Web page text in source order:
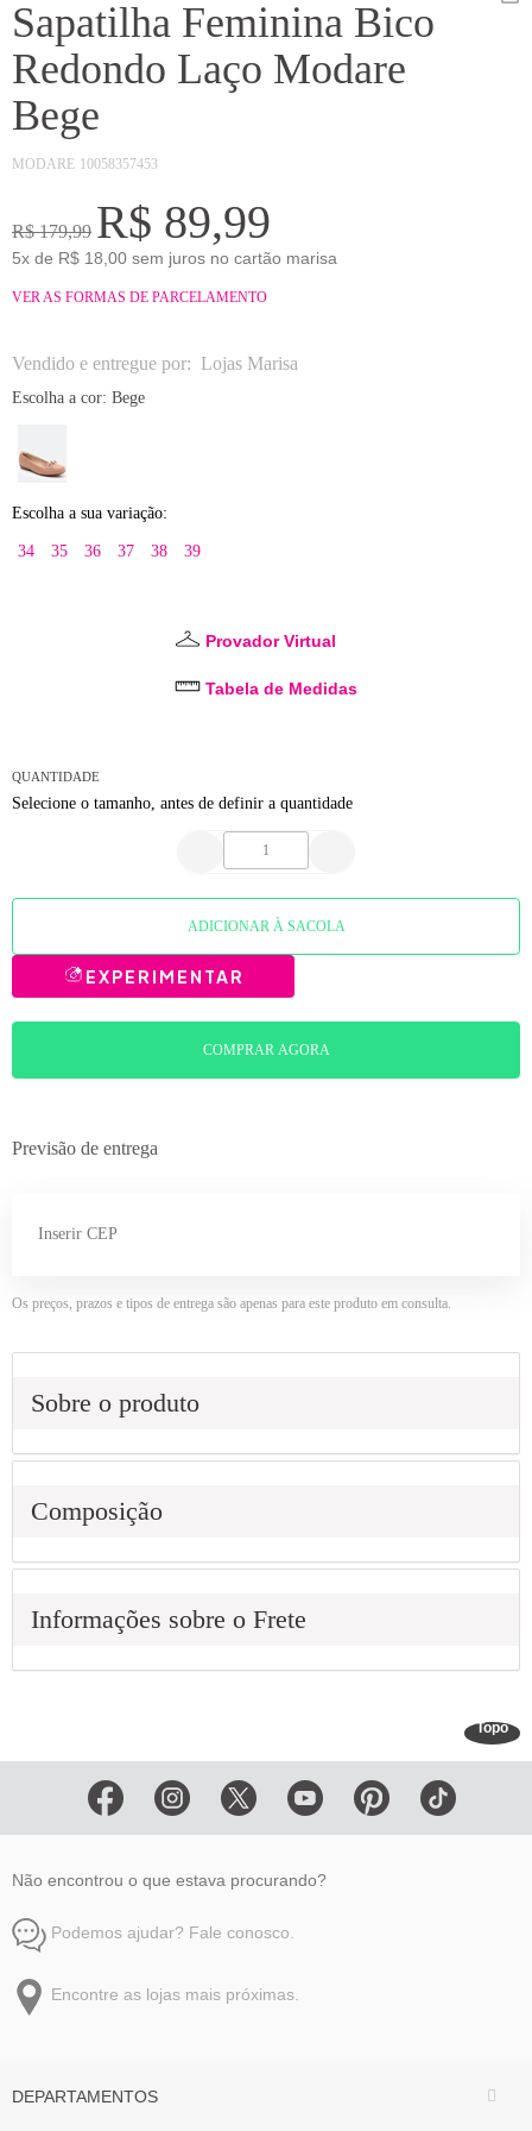
Sapatilha Feminina Bico
Redondo Laço Modare
Bege
MODARE 10058357453
R$ 179,99 R$ 89,99
5x de R$ 18,00 sem juros no cartão marisa
VER AS FORMAS DE PARCELAMENTO
Vendido e entregue por: Lojas Marisa
Escolha a cor: Bege
Escolha a sua variação:
34 35 36 37 38 39
Provador Virtual
Tabela de Medidas
QUANTIDADE
Selecione o tamanho, antes de definir a quantidade
ADICIONAR À SACOLA
COMPRAR AGORA
Previsão de entrega
Os preços, prazos e tipos de entrega são apenas para este produto em consulta.
Sobre o produto
Composição
Informações sobre o Frete
Topo
Não encontrou o que estava procurando?
Podemos ajudar? Fale conosco.
Encontre as lojas mais próximas.
DEPARTAMENTOS